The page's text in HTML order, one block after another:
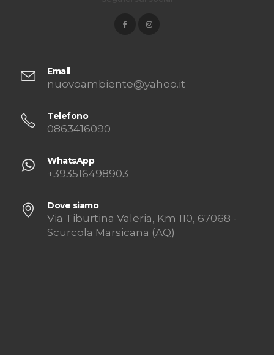
Email
nuovoambiente@yahoo.it
Telefono
0863416090
WhatsApp
+393516498903
Dove siamo
Via Tiburtina Valeria, Km 110, 67068 -
Scurcola Marsicana (AQ)